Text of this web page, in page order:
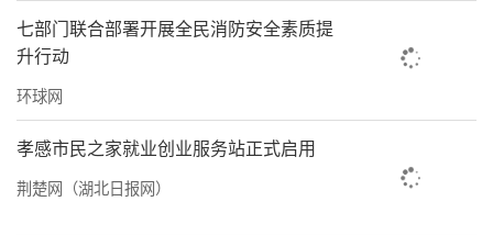
子都能平等享受优质科普与文化资源，真正实
现科普惠民、公益暖心、文化润心、共育成
长。
今年的“我和妈妈学科学”系列公益科普活
动，将先后走进中国科学院油料作物研究所、
七部门联合部署开展全民消防安全素质提
升行动
环球网
孝感市民之家就业创业服务站正式启用
荆楚网（湖北日报网）